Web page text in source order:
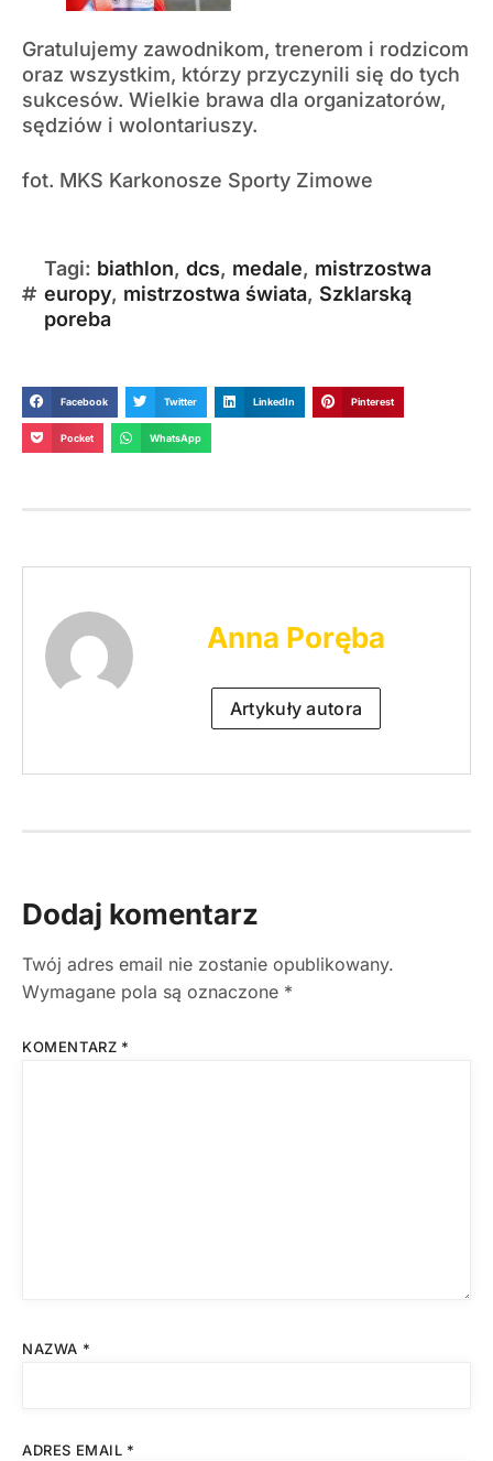
Gratulujemy zawodnikom, trenerom i rodzicom
oraz wszystkim, którzy przyczynili się do tych
sukcesów. Wielkie brawa dla organizatorów,
sędziów i wolontariuszy.
fot. MKS Karkonosze Sporty Zimowe
Tagi: biathlon, dcs, medale, mistrzostwa
europy, mistrzostwa świata, Szklarską
poreba
Facebook Twitter LinkedIn Pinterest
Pocket WhatsApp
Anna Poręba
Artykuły autora
Dodaj komentarz
Twój adres email nie zostanie opublikowany.
Wymagane pola są oznaczone *
KOMENTARZ *
NAZWA *
ADRES EMAIL *